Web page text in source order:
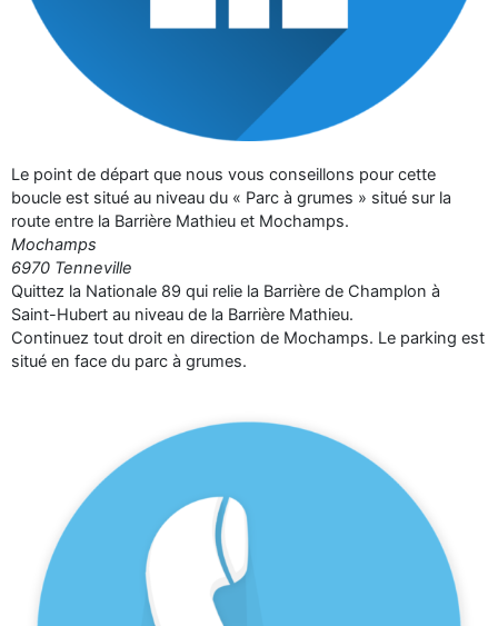
Le point de départ que nous vous conseillons pour cette
boucle est situé au niveau du « Parc à grumes » situé sur la
route entre la Barrière Mathieu et Mochamps.
Mochamps
6970 Tenneville
Quittez la Nationale 89 qui relie la Barrière de Champlon à
Saint-Hubert au niveau de la Barrière Mathieu.
Continuez tout droit en direction de Mochamps. Le parking est
situé en face du parc à grumes.